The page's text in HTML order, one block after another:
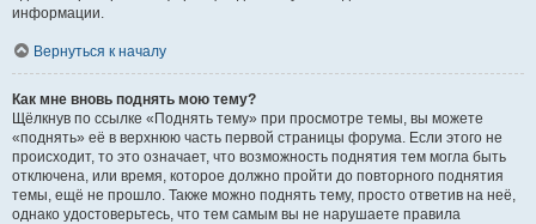
информации.
Вернуться к началу
Как мне вновь поднять мою тему?
Щёлкнув по ссылке «Поднять тему» при просмотре темы, вы можете
«поднять» её в верхнюю часть первой страницы форума. Если этого не
происходит, то это означает, что возможность поднятия тем могла быть
отключена, или время, которое должно пройти до повторного поднятия
темы, ещё не прошло. Также можно поднять тему, просто ответив на неё,
однако удостоверьтесь, что тем самым вы не нарушаете правила